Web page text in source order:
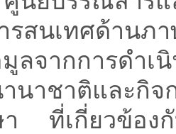
ารสนเทศด้า
ลจากการดำเ
านาชาติและกิ
า ที่เกี่ยวข้อง